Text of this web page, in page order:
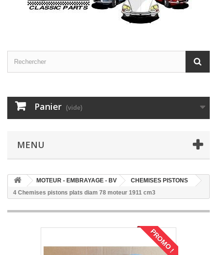
Panier (vide)
MENU
MOTEUR - EMBRAYAGE - BV
CHEMISES PISTONS
4 Chemises pistons plats diam 78 moteur 1911 cm3
PROMO !